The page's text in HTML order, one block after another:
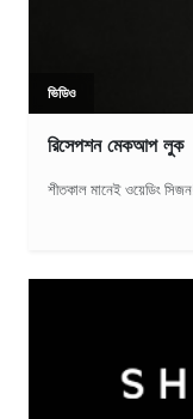
ভিডিও
রিসেপশন মেকআপ লুক
শীতকাল মানেই ওয়েডিং